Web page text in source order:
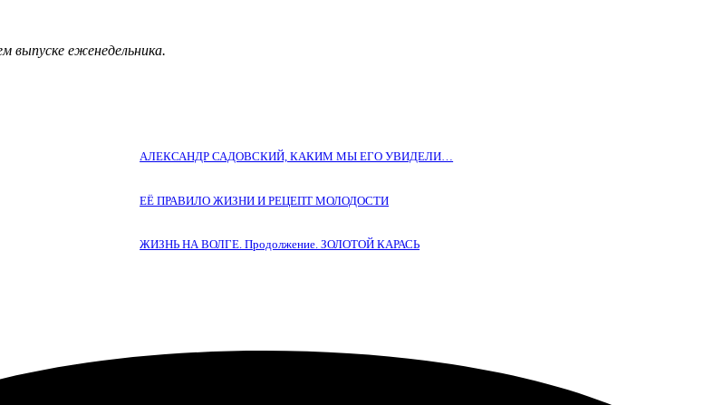
еженедельника.
АЛЕКСАНДР САДОВСКИЙ, КАКИМ МЫ ЕГО УВИДЕЛИ…
ЕЁ ПРАВИЛО ЖИЗНИ И РЕЦЕПТ МОЛОДОСТИ
ЖИЗНЬ НА ВОЛГЕ. Продолжение. ЗОЛОТОЙ КАРАСЬ